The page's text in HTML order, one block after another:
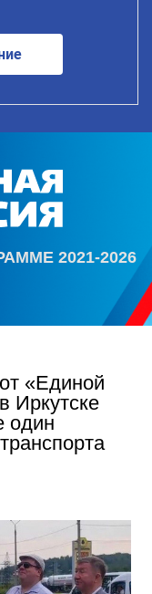
2021-2026
«Единой
Иркутске
один